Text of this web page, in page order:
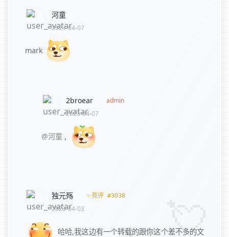
河童
2023-04-07
mark
2broear
admin
2023-04-07
@河童 ,
独元殇 ✨亮评 #3038
2023-04-03
哈哈,我这边有一个转载的跟你这个差不多的文